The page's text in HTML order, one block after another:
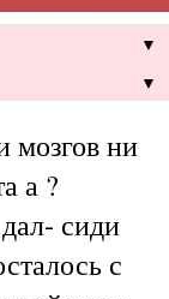
▼
▼
мозгов ни
а ?
сиди
с